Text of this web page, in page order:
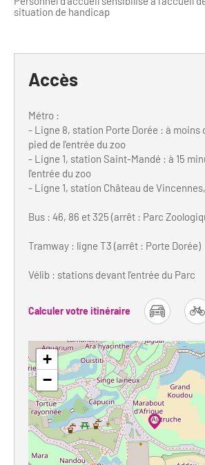
situation de handicap
Accès
Métro :
- Ligne 8, station Porte Dorée : à moins
pied de l'entrée du zoo
- Ligne 1, station Saint-Mandé : à 15
l'entrée du zoo
- Ligne 1, station Château de
Bus : 46, 86 et 325 (arrêt : Parc
Tramway : ligne T3 (arrêt : Porte Dorée)
Vélib : stations devant l’entrée du Parc
Calculer votre itinéraire
car
+
−